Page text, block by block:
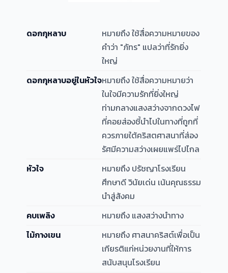
ดอกกุหลาบ
หมายถึง ใช้สื่อความหมายของ
คำว่า "ภัทร" แปลว่าที่รักยิ่ง
ใหญ่
ดอกกุหลาบอยู่ในหัวใจหมายถึง ใช้สื่อความหมายว่า
ในใจมีความรักที่ยิ่งใหญ่
ท่ามกลางแสงสว่างจากดวงไฟ
ที่คอยส่องชี้นำไปในทางที่ถูกที่
ควรภายใต้คริสตศาสนาที่ส่อง
รัศมีความสว่างเผยแพร่ไปไกล
หัวใจ
หมายถึง ปรัชญาโรงเรียน
ศึกษาดี วินัยเด่น เน้นคุณธรรม
นำสู่สังคม
คบเพลิง
หมายถึง แสงสว่างนำทาง
ไม้กางเขน
หมายถึง ศาสนาคริสต์เพื่อเป็น
เกียรติแก่หน่วยงานที่ให้การ
สนับสนุนโรงเรียน